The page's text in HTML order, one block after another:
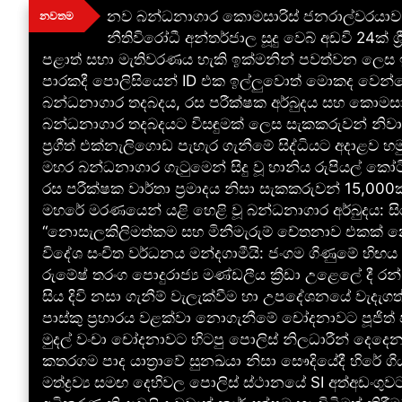
Skip
to
content
නවතම
නව බන්ධනාගාර කොමසාරිස්
නීතිවිරෝධී අන්තර්ජාල සූදු වෙබ් අඩවි 24ක්
පළාත් සභා මැතිවරණය හැකි ඉක්මනින් පවත්වන ලෙස
පාරකදී පොලිසියෙන් ID එක ඉල්ලුවොත් මොකද
බන්ධනාගාර තදබදය, රස පරීක්ෂක අර්බුදය සහ
බන්ධනාගාර තදබදයට විසඳුමක් ලෙස සැකකරුවන්
ප්‍රගීත් එක්නැලිගොඩ පැහැර ගැනීමේ සිද්ධියට අදාළව
මහර බන්ධනාගාර ගැටුමෙන් සිදු වූ හානිය රුපියල්
රස පරීක්ෂක වාර්තා ප්‍රමාදය නිසා සැකකරුවන්
මහරේ මරණයෙන් යළි හෙළි වූ බන්ධනාගාර අර්බුදය:
“නොසැලකිලිමත්කම සහ මිනීමැරුම් චේතනාව එකක්
විදේශ සංචිත වර්ධනය මන්දගාමීයි: ජංගම ගිණුමේ
රුමේෂ් තරංග පොදුරාජ්‍ය මණ්ඩලීය ක්‍රීඩා උළෙලේ දී
සිය දිවි නසා ගැනීම් වැලැක්වීම හා උපදේශනයේ
පාස්කු ප්‍රහාරය වළක්වා නොගැනීමේ චෝදනාවට
මුදල් වංචා චෝදනාවට හිටපු පොලිස් නිලධාරීන්
කතරගම පාද යාත්‍රාවේ සුනඛයා නිසා සෞදියේදී හිරේ
මත්ද්‍රව්‍ය සමඟ දෙහිවල පොලිස් ස්ථානයේ SI